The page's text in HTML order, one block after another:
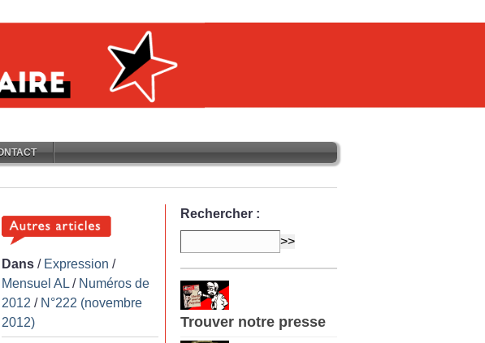
Dans / Expression /
Mensuel AL / Numéros de
2012 / N°222 (novembre
2012)
Rechercher :
Trouver notre presse